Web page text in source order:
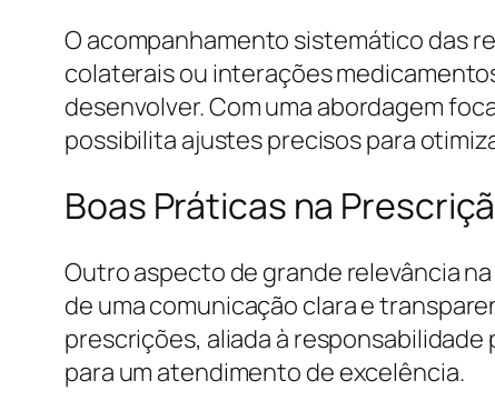
O acompanhamento sistemático das
colaterais ou interações
desenvolver. Com uma abordagem
possibilita ajustes precisos para
Boas Práticas na
Outro aspecto de grande relevância
de uma comunicação clara e
prescrições, aliada à
para um atendimento de excelência.